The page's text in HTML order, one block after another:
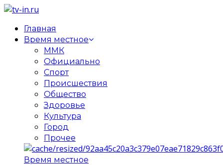
Главная
Время местное
ММК
Официально
Спорт
Происшествия
Общество
Здоровье
Культура
Город
Прочее
Время местное